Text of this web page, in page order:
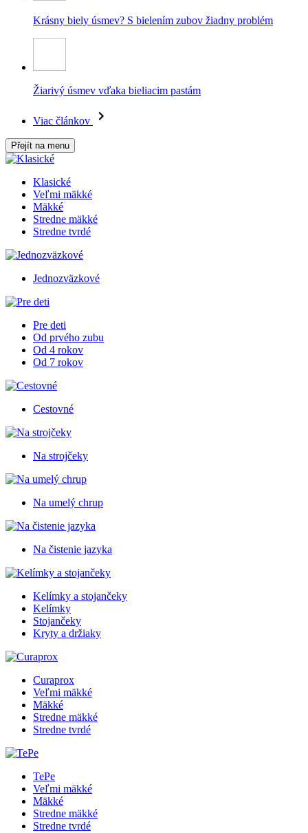
Krásny biely úsmev? S bielením zubov žiadny problém
Žiarivý úsmev vďaka bieliacim pastám
Viac článkov
Přejít na menu
Klasické
Veľmi mäkké
Mäkké
Stredne mäkké
Stredne tvrdé
Jednozväzkové
Pre deti
Od prvého zubu
Od 4 rokov
Od 7 rokov
Cestovné
Na strojčeky
Na umelý chrup
Na čistenie jazyka
Kelímky a stojančeky
Kelímky
Stojančeky
Kryty a držiaky
Curaprox
Veľmi mäkké
Mäkké
Stredne mäkké
Stredne tvrdé
TePe
Veľmi mäkké
Mäkké
Stredne mäkké
Stredne tvrdé